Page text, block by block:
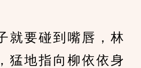
要碰到嘴唇，林
猛地指向柳依依身